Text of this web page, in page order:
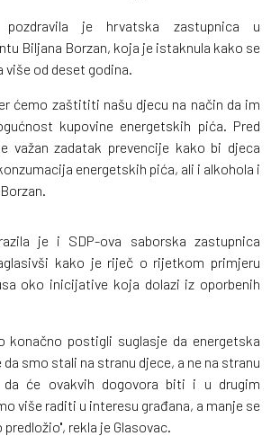
pozdravila je hrvatska zastupnica u
Biljana Borzan, koja je istaknula kako se
više od deset godina.
ćemo zaštititi našu djecu na način da im
kupovine energetskih pića. Pred
važan zadatak prevencije kako bi djeca
energetskih pića, ali i alkohola i
je i SDP-ova saborska zastupnica
kako je riječ o rijetkom primjeru
oko inicijative koja dolazi iz oporbenih
konačno postigli suglasje da energetska
da smo stali na stranu djece, a ne na stranu
će ovakvih dogovora biti i u drugim
više raditi u interesu građana, a manje se
rekla je Glasovac.